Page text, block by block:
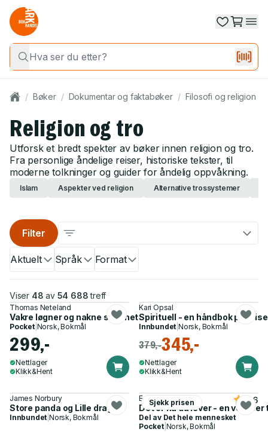
/ Bøker / Dokumentar og faktabøker / Filosofi og religion
Religion og tro
Utforsk et bredt spekter av bøker innen religion og tro.
Fra personlige åndelige reiser, historiske tekster, til
moderne tolkninger og guider for åndelig oppvåkning.
Islam Aspekter ved religion Alternative trossystemer
Aktuelt Språk Format
Filter
Viser 48 av 54 688 treff
Thomas Neteland
Vakre løgner og nakne sannheter
Pocket| Norsk, Bokmål
299,-
Nettlager
Klikk&Hent
Kari Opsal
Spirituell - en håndbok på
Innbundet |Norsk, Bokmål
379,-345,-
Nettlager
Klikk&Hent
James Norbury
Store panda og Lille drage
Innbundet |Norsk, Bokmål
Sjekk prisen
Eckhart Tolle
Det er nå du lever - en
4.6
Del av Det hele mennesket
Pocket| Norsk, Bokmål